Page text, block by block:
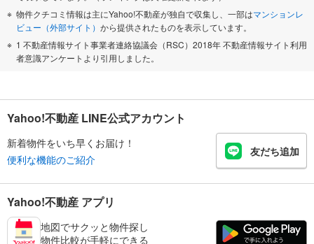
物件クチコミ情報は主にYahoo!不動産が独自で収集し、一部はマンションレ
ビュー（外部サイト） から提供されたものを表示しています。
1 不動産情報サイト事業者連絡協議会（RSC）2018年 不動産情報サイト利用
者意識アンケートより引用しました。
Yahoo!不動産 LINE公式アカウント
新着物件をいち早くお届け！
便利な機能のご紹介
友だち追加
Yahoo!不動産 アプリ
地図でサクッと物件探し
物件比較が手軽にできる